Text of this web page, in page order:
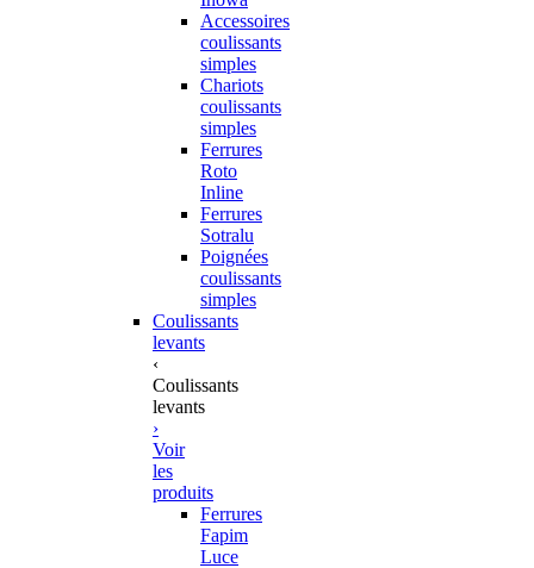
Accessoires
coulissants
simples
Chariots
coulissants
simples
Ferrures
Roto
Inline
Ferrures
Sotralu
Poignées
coulissants
simples
Coulissants
levants
‹
Coulissants
levants
›
Voir
les
produits
Ferrures
Fapim
Luce